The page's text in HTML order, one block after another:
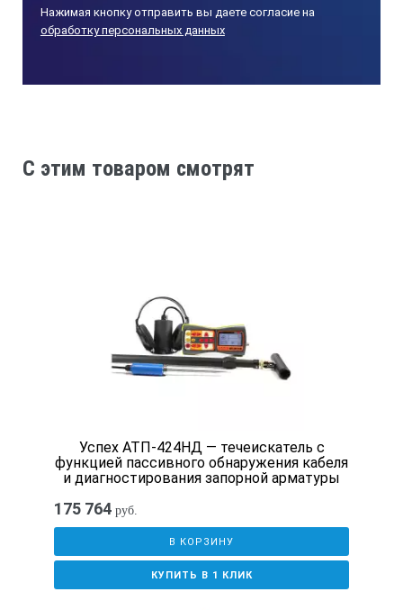
40 дБ
Габаритные размеры и масса
Электромагнитный датчик ЛИДЕР-
резонансная ферритовая магнитная антенна,
опционально герметичное исполнение для подводных
Коэффициент усиления электрического тракта
Нажимая кнопку отправить вы даете согласие на
обработку персональных данных
C этим товаром смотрят
Успех АТП-424НД — течеискатель с
функцией пассивного обнаружения кабеля
и диагностирования запорной арматуры
175 764 руб.
В КОРЗИНУ
КУПИТЬ В 1 КЛИК